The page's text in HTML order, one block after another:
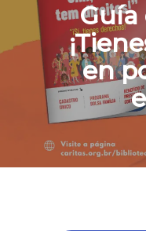
Guía
en